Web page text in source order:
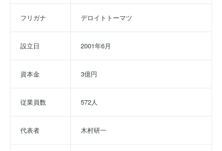
フリガナ デロイトトーマツ
設立日 2001年6月
資本金 3億円
従業員数 572人
代表者 木村研一